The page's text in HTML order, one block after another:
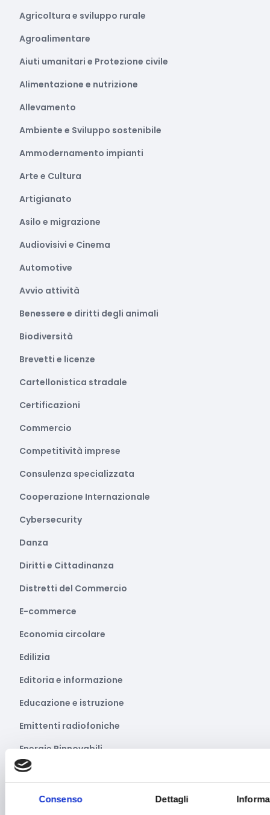
Consenso Dettagli
Agricoltura e sviluppo rurale
Agroalimentare
Aiuti umanitari e Protezione civile
Alimentazione e nutrizione
Allevamento
Ambiente e Sviluppo sostenibile
Ammodernamento impianti
Arte e Cultura
Artigianato
Asilo e migrazione
Audiovisivi e Cinema
Automotive
Avvio attività
Benessere e diritti degli animali
Biodiversità
Brevetti e licenze
Cartellonistica stradale
Certificazioni
Commercio
Competitività imprese
Consulenza specializzata
Cooperazione Internazionale
Cybersecurity
Danza
Diritti e Cittadinanza
Distretti del Commercio
E-commerce
Economia circolare
Edilizia
Editoria e informazione
Educazione e istruzione
Emittenti radiofoniche
Energie Rinnovabili
Farmaceutico
Farmacia e/o chimica